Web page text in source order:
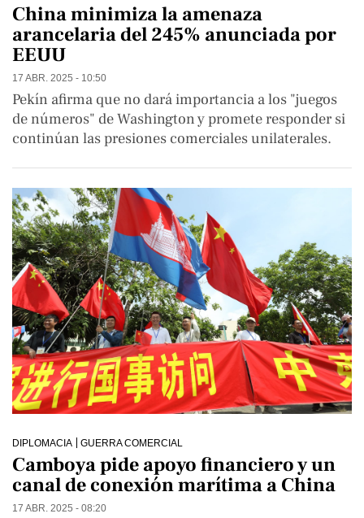
China minimiza la amenaza
arancelaria del 245% anunciada por
EEUU
17 ABR. 2025 - 10:50
Pekín afirma que no dará importancia a los "juegos
de números" de Washington y promete responder si
continúan las presiones comerciales unilaterales.
DIPLOMACIA GUERRA COMERCIAL
Camboya pide apoyo financiero y un
canal de conexión marítima a China
17 ABR. 2025 - 08:20